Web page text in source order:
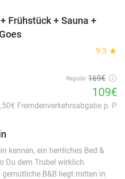
Frühstück + Sauna +
9.3 star
Regulär 169€
109€
Fremdenverkehrsabgabe p. P.
kennen, ein herrliches Bed &
Du dem Trubel wirklich
B&B liegt mitten in